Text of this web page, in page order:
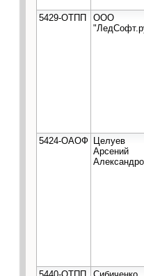
5429-ОТПП
ООО
5424-ОАОФ Целуев
Арсений